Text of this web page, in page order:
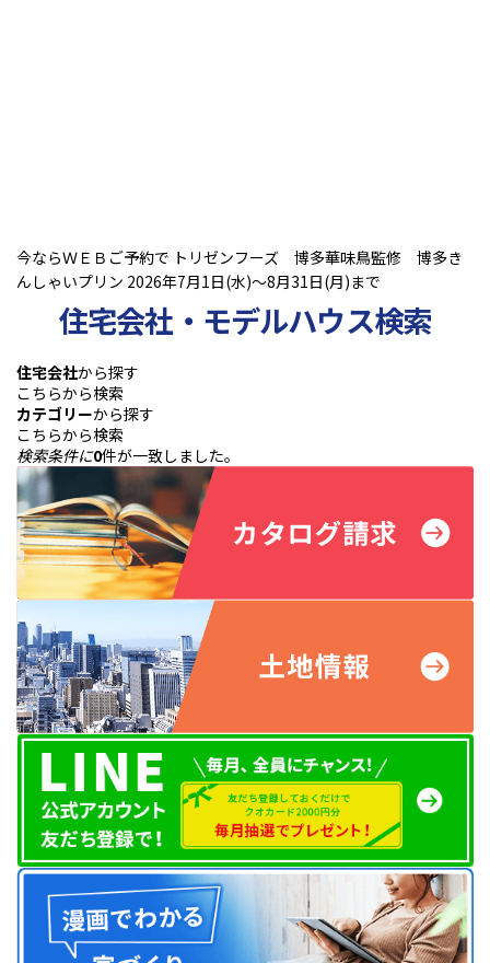
今ならＷＥＢご予約で トリゼンフーズ 博多華味鳥監修 博多き
んしゃいプリン 2026年7月1日(水)～8月31日(月)まで
住宅会社・モデルハウス検索
住宅会社から探す
こちらから検索
カテゴリーから探す
こちらから検索
検索条件に0件が一致しました。